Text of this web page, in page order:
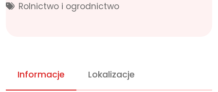
Rolnictwo i ogrodnictwo
Informacje Lokalizacje